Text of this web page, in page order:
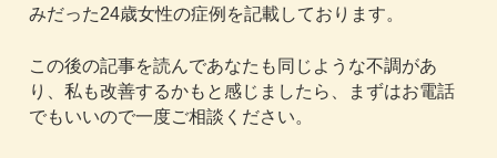
みだった24歳女性の症例を記載しております。
この後の記事を読んであなたも同じような不調があ
り、私も改善するかもと感じましたら、まずはお電話
でもいいので一度ご相談ください。